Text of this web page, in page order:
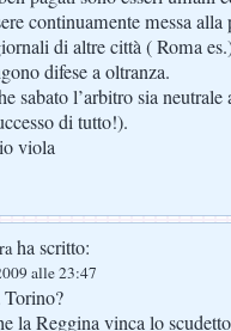
continuamente messa
di altre città ( Roma
difese a oltranza.
sabato l’arbitro sia
di tutto!).
viola
ha scritto:
alle 23:47
la Reggina vinca lo